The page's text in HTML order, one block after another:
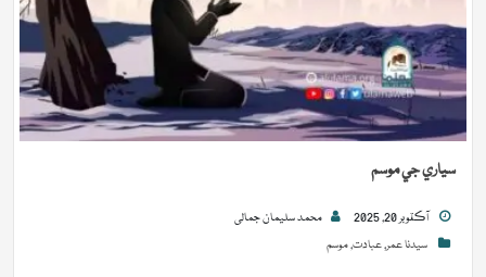
سیاري جي موسم
آڪٽوبر 20, 2025
محمد سلیمان جمالی
سیدنا عمر,عبادت,موسم